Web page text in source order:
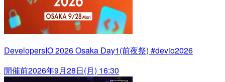
DevelopersIO 2026 Osaka Day1(前夜祭) #devio2026
開催前2026年9月28日(月) 16:30